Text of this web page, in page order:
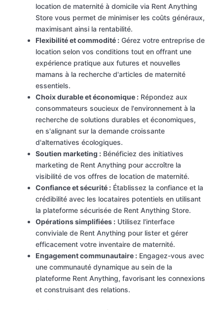
location de maternité à domicile via Rent Anything
Store vous permet de minimiser les coûts généraux,
maximisant ainsi la rentabilité.
Flexibilité et commodité : Gérez votre entreprise de
location selon vos conditions tout en offrant une
expérience pratique aux futures et nouvelles
mamans à la recherche d'articles de maternité
essentiels.
Choix durable et économique : Répondez aux
consommateurs soucieux de l'environnement à la
recherche de solutions durables et économiques,
en s'alignant sur la demande croissante
d'alternatives écologiques.
Soutien marketing : Bénéficiez des initiatives
marketing de Rent Anything pour accroître la
visibilité de vos offres de location de maternité.
Confiance et sécurité : Établissez la confiance et la
crédibilité avec les locataires potentiels en utilisant
la plateforme sécurisée de Rent Anything Store.
Opérations simplifiées : Utilisez l'interface
conviviale de Rent Anything pour lister et gérer
efficacement votre inventaire de maternité.
Engagement communautaire : Engagez-vous avec
une communauté dynamique au sein de la
plateforme Rent Anything, favorisant les connexions
et construisant des relations.